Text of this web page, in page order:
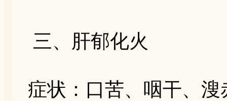
三、肝郁化火
症状：口苦、咽干、溲